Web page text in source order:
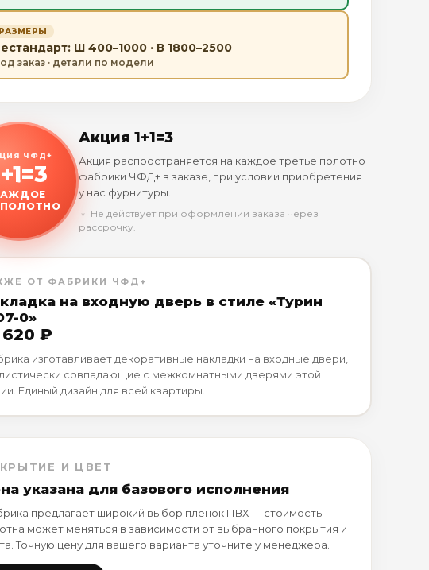
РАЗМЕРЫ
Ш 400–1000 · В 1800–2500
заказ · детали по модели
ЧФД+
ПОЛОТНО
Акция 1+1=3
Акция распространяется на каждое третье полотно
фабрики ЧФД+ в заказе, при условии приобретения
у нас фурнитуры.
﹡ Не действует при оформлении заказа через
рассрочку.
ОТ ФАБРИКИ ЧФД+
на входную дверь в стиле «Турин
0»
620 ₽
изготавливает декоративные накладки на входные двери,
совпадающие с межкомнатными дверями этой
Единый дизайн для всей квартиры.
И ЦВЕТ
указана для базового исполнения
предлагает широкий выбор плёнок ПВХ — стоимость
может меняться в зависимости от выбранного покрытия и
Точную цену для вашего варианта уточните у менеджера.